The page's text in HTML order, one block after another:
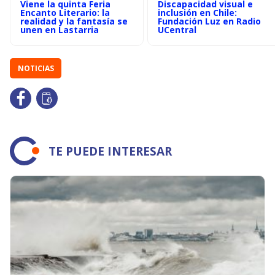
Viene la quinta Feria
Encanto Literario: la
realidad y la fantasía se
unen en Lastarria
Discapacidad visual e
inclusión en Chile:
Fundación Luz en Radio
UCentral
NOTICIAS
TE PUEDE INTERESAR